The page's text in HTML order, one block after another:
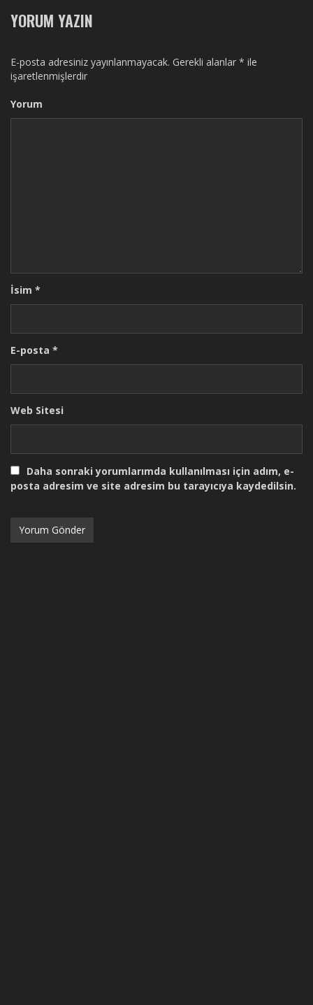
YORUM YAZIN
E-posta adresiniz yayınlanmayacak. Gerekli alanlar * ile
işaretlenmişlerdir
Yorum
İsim *
E-posta *
Web Sitesi
Daha sonraki yorumlarımda kullanılması için adım, e-
posta adresim ve site adresim bu tarayıcıya kaydedilsin.